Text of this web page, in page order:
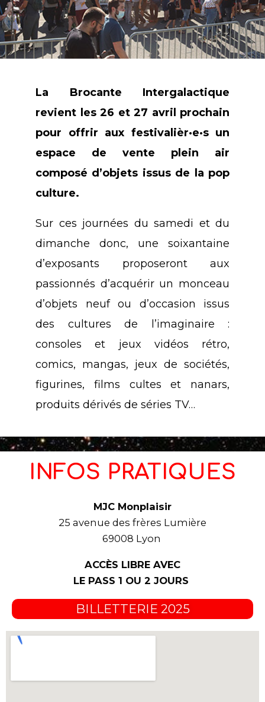
La Brocante Intergalactique
revient les 26 et 27 avril prochain
pour offrir aux festivalièr·e·s un
espace de vente plein air
composé d’objets issus de la pop
culture.
Sur ces journées du samedi et du
dimanche donc, une soixantaine
d’exposants proposeront aux
passionnés d’acquérir un monceau
d’objets neuf ou d’occasion issus
des cultures de l’imaginaire :
consoles et jeux vidéos rétro,
comics, mangas, jeux de sociétés,
figurines, films cultes et nanars,
produits dérivés de séries TV…
INFOS PRATIQUES
MJC Monplaisir
25 avenue des frères Lumière
69008 Lyon
ACCÈS LIBRE AVEC
LE PASS 1 OU 2 JOURS
BILLETTERIE 2025